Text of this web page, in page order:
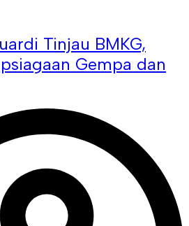
Tinjau BMKG,
Gempa dan